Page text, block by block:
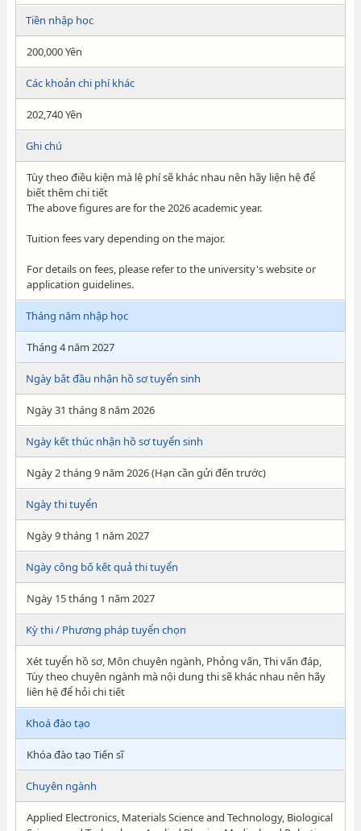
Tiền nhập học
200,000 Yên
Các khoản chi phí khác
202,740 Yên
Ghi chú
Tùy theo điều kiện mà lệ phí sẽ khác nhau nên hãy liện hệ để
biết thêm chi tiết
The above figures are for the 2026 academic year.
Tuition fees vary depending on the major.
For details on fees, please refer to the university's website or
application guidelines.
Tháng năm nhập học
Tháng 4 năm 2027
Ngày bắt đầu nhận hồ sơ tuyển sinh
Ngày 31 tháng 8 năm 2026
Ngày kết thúc nhận hồ sơ tuyển sinh
Ngày 2 tháng 9 năm 2026 (Hạn cần gửi đến trước)
Ngày thi tuyển
Ngày 9 tháng 1 năm 2027
Ngày công bố kết quả thi tuyển
Ngày 15 tháng 1 năm 2027
Kỳ thi / Phương pháp tuyển chọn
Xét tuyển hồ sơ, Môn chuyên ngành, Phỏng vấn, Thi vấn đáp,
Tùy theo chuyên ngành mà nội dung thi sẽ khác nhau nên hãy
liên hệ để hỏi chi tiết
Khoá đào tạo
Khóa đào tạo Tiến sĩ
Chuyên ngành
Applied Electronics, Materials Science and Technology, Biological